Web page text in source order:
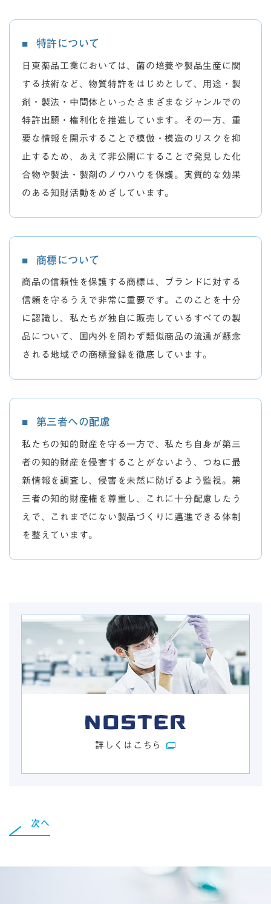
特許について
日東薬品工業においては、菌の培養や製品生産に関
する技術など、物質特許をはじめとして、用途・製
剤・製法・中間体といったさまざまなジャンルでの
特許出願・権利化を推進しています。その一方、重
要な情報を開示することで模倣・模造のリスクを抑
止するため、あえて非公開にすることで発見した化
合物や製法・製剤のノウハウを保護。実質的な効果
のある知財活動をめざしています。
商標について
商品の信頼性を保護する商標は、ブランドに対する
信頼を守るうえで非常に重要です。このことを十分
に認識し、私たちが独自に販売しているすべての製
品について、国内外を問わず類似商品の流通が懸念
される地域での商標登録を徹底しています。
第三者への配慮
私たちの知的財産を守る一方で、私たち自身が第三
者の知的財産を侵害することがないよう、つねに最
新情報を調査し、侵害を未然に防げるよう監視。第
三者の知的財産権を尊重し、これに十分配慮したう
えで、これまでにない製品づくりに邁進できる体制
を整えています。
詳しくはこちら
次へ